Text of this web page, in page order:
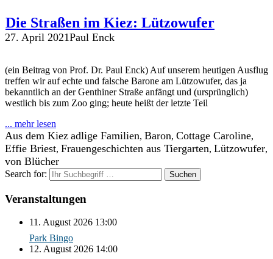
Die Straßen im Kiez: Lützowufer
27. April 2021Paul Enck
(ein Beitrag von Prof. Dr. Paul Enck) Auf unserem heutigen Ausflug
treffen wir auf echte und falsche Barone am Lützowufer, das ja
bekanntlich an der Genthiner Straße anfängt und (ursprünglich)
westlich bis zum Zoo ging; heute heißt der letzte Teil
... mehr lesen
Aus dem Kiez adlige Familien, Baron, Cottage Caroline,
Effie Briest, Frauengeschichten aus Tiergarten, Lützowufer,
von Blücher
Search for:
Veranstaltungen
11. August 2026 13:00
Park Bingo
12. August 2026 14:00